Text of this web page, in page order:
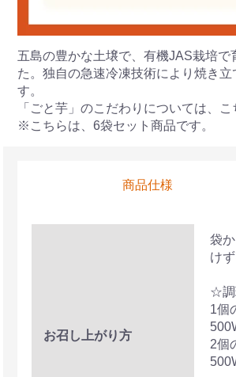
五島の豊かな土壌で、有機JAS栽培
た。独自の急速冷凍技術により焼き
す。
「ごと芋」のこだわりについては、こ
※こちらは、6袋セット商品です。
商品仕様
お召し上がり方
袋
け
☆調
1個
2個